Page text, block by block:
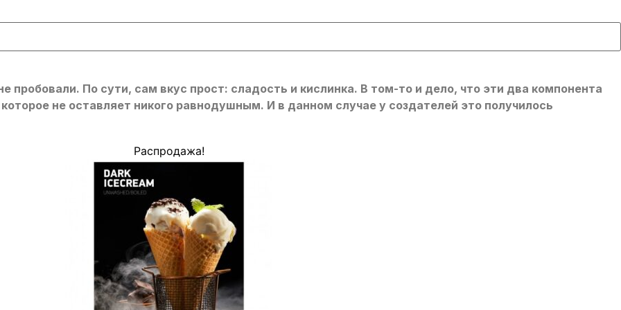
По сути, сам вкус прост: сладость и кислинка. В том-то и дело, что эти два компонента
не оставляет никого равнодушным. И в данном случае у создателей это получилось
Распродажа!